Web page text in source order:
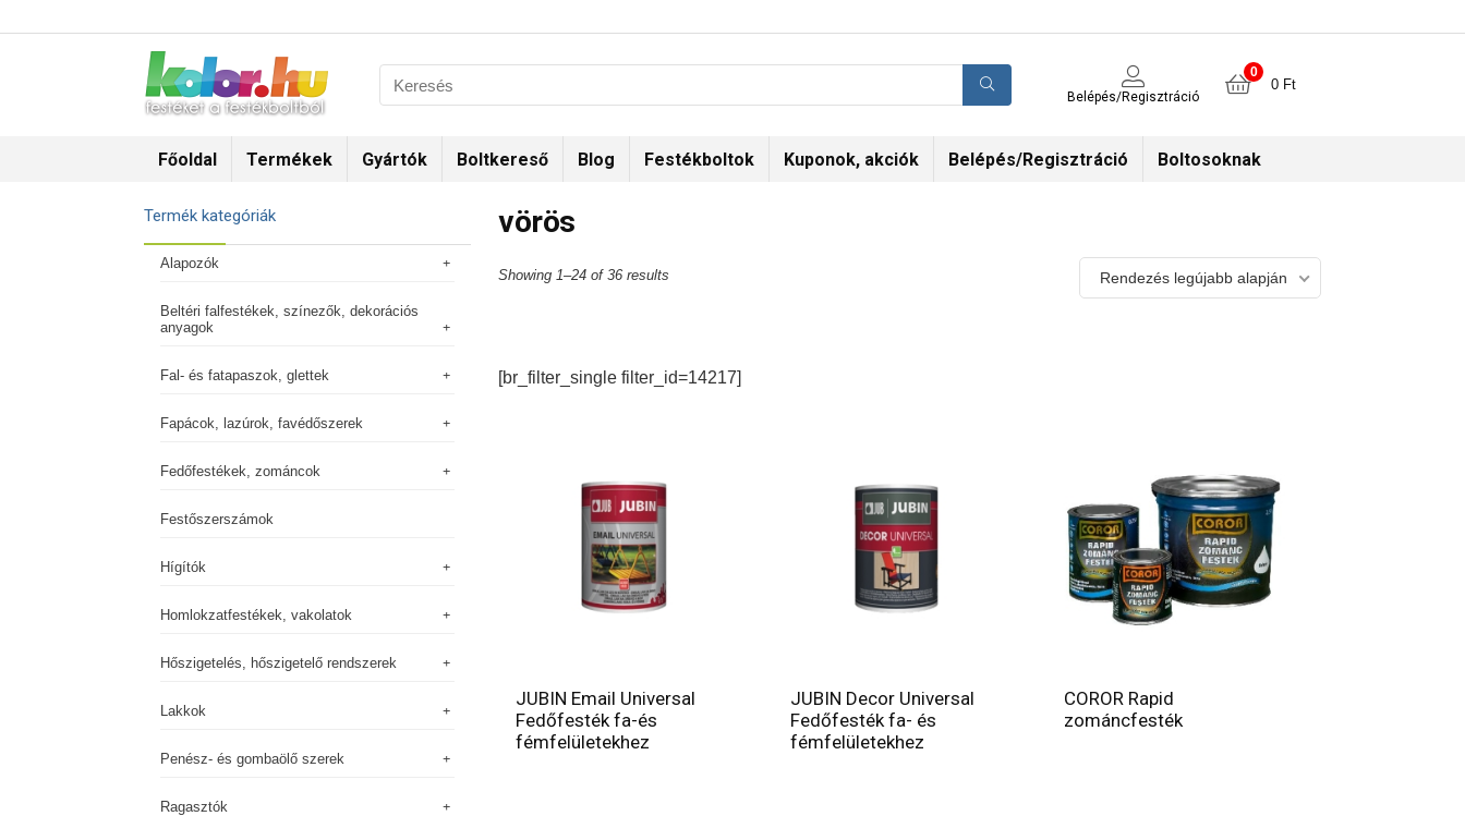
Belépés/Regisztráció
0
0 Ft
Főoldal Termékek Gyártók Boltkereső Blog Festékboltok Kuponok, akciók Belépés/Regisztráció Boltosoknak
vörös
Showing 1–24 of 36 results Rendezés legújabb alapján
[br_filter_single filter_id=14217]
JUBIN Email Universal
Fedőfesték fa-és
fémfelületekhez
JUBIN Decor Universal
Fedőfesték fa- és
fémfelületekhez
COROR Rapid
zománcfesték
Termék kategóriák
Alapozók
Beltéri falfestékek, színezők, dekorációs
anyagok
Fal- és fatapaszok, glettek
Fapácok, lazúrok, favédőszerek
Fedőfestékek, zománcok
Festőszerszámok
Hígítók
Homlokzatfestékek, vakolatok
Hőszigetelés, hőszigetelő rendszerek
Lakkok
Penész- és gombaölő szerek
Ragasztók